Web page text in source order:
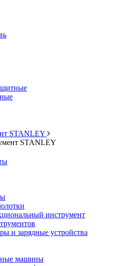
STANLEY
STANLEY
инструмент
и зарядные устройства
машины